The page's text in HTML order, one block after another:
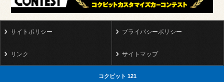
サイトポリシー プライバシーポリシー
リンク サイトマップ
コクピット 121